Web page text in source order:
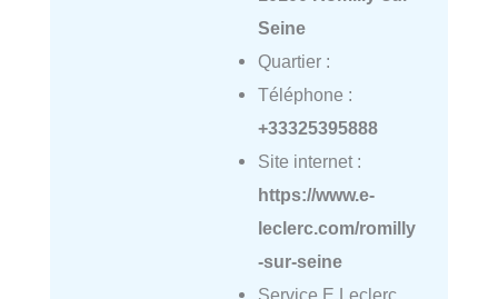
Seine
Quartier :
Téléphone :
+33325395888
Site internet :
https://www.e-
leclerc.com/romilly
-sur-seine